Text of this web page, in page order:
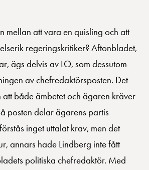
mellan att vara en quisling och att
regeringskritiker? Aftonbladet,
ägs delvis av LO, som dessutom
av chefredaktörsposten. Det
både ämbetet och ägaren kräver
posten delar ägarens partis
inget uttalat krav, men det
annars hade Lindberg inte fått
politiska chefredaktör. Med